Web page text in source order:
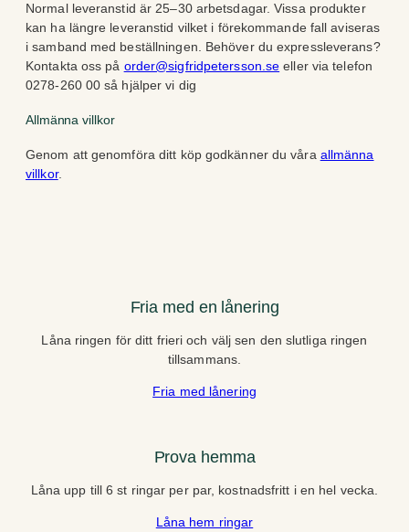
Normal leveranstid är 25–30 arbetsdagar. Vissa produkter
kan ha längre leveranstid vilket i förekommande fall aviseras
i samband med beställningen. Behöver du expressleverans?
Kontakta oss på order@sigfridpetersson.se eller via telefon
0278-260 00 så hjälper vi dig
Allmänna villkor
Genom att genomföra ditt köp godkänner du våra allmänna
villkor.
Fria med en lånering
Låna ringen för ditt frieri och välj sen den slutliga ringen
tillsammans.
Fria med lånering
Prova hemma
Låna upp till 6 st ringar per par, kostnadsfritt i en hel vecka.
Låna hem ringar